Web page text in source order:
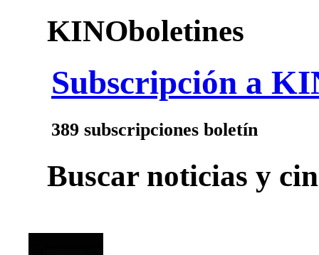
KINOboletines
Subscripción a
389 subscripciones boletín
Buscar noticias y